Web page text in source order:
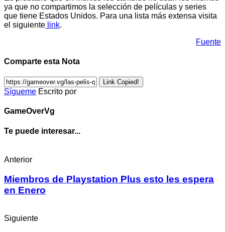
ya que no compartimos la selección de películas y series
que tiene Estados Unidos. Para una lista más extensa visita
el siguiente link.
Fuente
Comparte esta Nota
Link Copied!
Sígueme Escrito por
GameOverVg
Te puede interesar...
Anterior
Miembros de Playstation Plus esto les espera
en Enero
Siguiente